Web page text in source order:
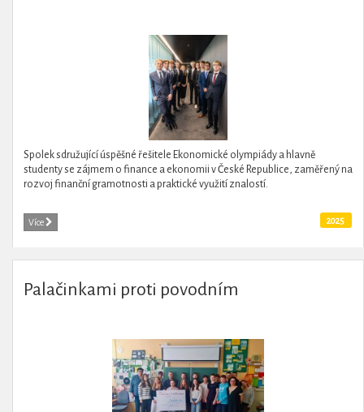
Spolek sdružující úspěšné řešitele Ekonomické olympiády a hlavně
studenty se zájmem o finance a ekonomii v České Republice, zaměřený na
rozvoj finanční gramotnosti a praktické využití znalostí.
Více 2025
Palačinkami proti povodním